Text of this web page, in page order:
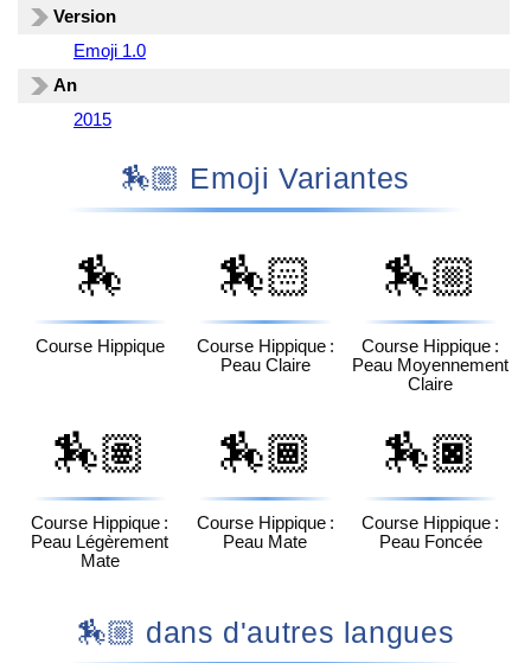
Version
Emoji 1.0
An
2015
🏇🏼 Emoji Variantes
🏇
Course Hippique
🏇🏻
Course Hippique :
Peau Claire
🏇🏼
Course Hippique :
Peau Moyennement
Claire
🏇🏽
Course Hippique :
Peau Légèrement
Mate
🏇🏾
Course Hippique :
Peau Mate
🏇🏿
Course Hippique :
Peau Foncée
🏇🏼 dans d'autres langues